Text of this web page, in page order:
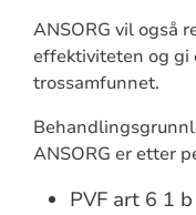
ANSORG vil også
effektiviteten og gi
trossamfunnet.
ANSORG er etter
PVF art 6 1